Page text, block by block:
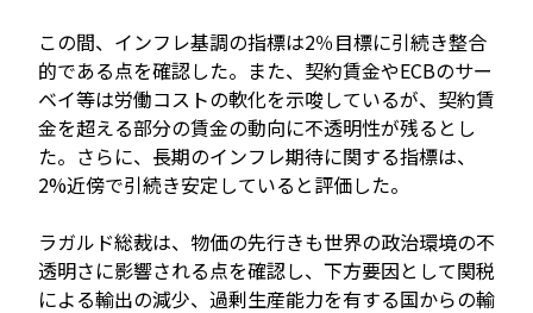
この間、インフレ基調の指標は2％目標に引続き整合
的である点を確認した。また、契約賃金やECBのサー
ベイ等は労働コストの軟化を示唆しているが、契約賃
金を超える部分の賃金の動向に不透明性が残るとし
た。さらに、長期のインフレ期待に関する指標は、
2%近傍で引続き安定していると評価した。
ラガルド総裁は、物価の先行きも世界の政治環境の不
透明さに影響される点を確認し、下方要因として関税
による輸出の減少、過剰生産能力を有する国からの輸